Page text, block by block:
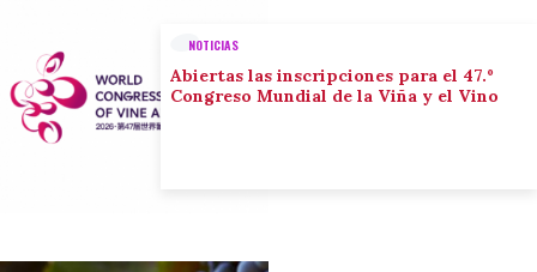
NOTICIAS
Abiertas las inscripciones para el 47.º
Congreso Mundial de la Viña y el Vino